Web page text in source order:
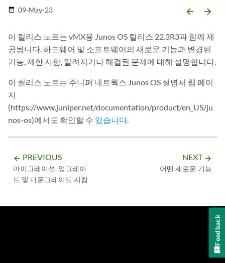
date_range 09-May-23 arrow_backward arrow_forward
이 릴리스 노트는 vMX용 Junos OS 릴리스 22.3R3과 함께 제
공됩니다. 하드웨어 및 소프트웨어의 새로운 기능과 변경된
기능, 제한 사항, 알려지거나 해결된 문제에 대해 설명합니다.
이 릴리스 노트는 주니퍼 네트웍스 Junos OS 설명서 웹 페이
지
(https://www.juniper.net/documentation/product/en_US/ju
nos-os)에서도 확인할 수 있습니다.
arrow_backward PREVIOUS
마이그레이션, 업그레이
드 및 다운그레이드 지침
NEXT arrow_forward
어떤 새로운 기능
Feedback